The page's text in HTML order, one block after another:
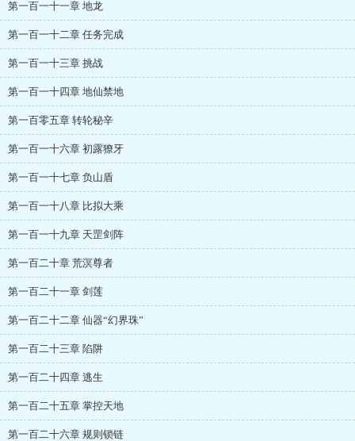
第一百一十一章 地龙
第一百一十二章 任务完成
第一百一十三章 挑战
第一百一十四章 地仙禁地
第一百零五章 转轮秘辛
第一百一十六章 初露獠牙
第一百一十七章 负山盾
第一百一十八章 比拟大乘
第一百一十九章 天罡剑阵
第一百二十章 荒溟尊者
第一百二十一章 剑莲
第一百二十二章 仙器“幻界珠”
第一百二十三章 陷阱
第一百二十四章 逃生
第一百二十五章 掌控天地
第一百二十六章 规则锁链